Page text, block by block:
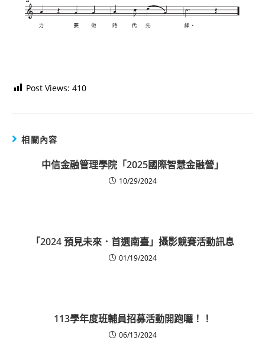
Post Views: 410
相關內容
中信金融管理學院「2025國際智慧金融營」
10/29/2024
「2024 預見未來．首選南臺」攝影競賽活動訊息
01/19/2024
113學年度班輔員招募活動開跑囉！！
06/13/2024